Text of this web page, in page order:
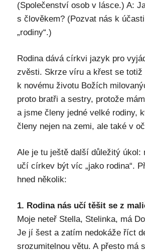
(Společenství osob v lásce.) A:
s člověkem? (Pozvat nás k
„rodiny“.)
Rodina dává církvi jazyk pro
zvěsti. Skrze víru a křest se totiž
k novému životu Božích
proto bratři a sestry, protože
a jsme členy jedné velké rodiny,
členy nejen na zemi, ale také v
Ale je tu ještě další důležitý úkol:
učí církev být víc „jako rodina“.
hned několik:
1. Rodina nás učí těšit se z
Moje neteř Stella, Stelinka, má
Je jí šest a zatím nedokáže říct
srozumitelnou větu. A přesto má